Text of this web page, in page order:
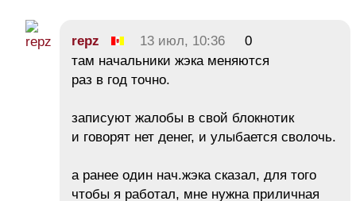
repz 13 июл, 10:36
0
там начальники жэка меняются
раз в год точно.
записуют жалобы в свой блокнотик
и говорят нет денег, и улыбается сволочь.
а ранее один нач.жэка сказал, для того
чтобы я работал, мне нужна приличная